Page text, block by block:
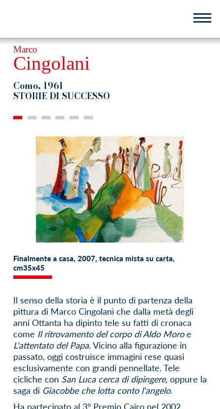
principale
Marco
Cingolani
Como, 1961
STORIE DI SUCCESSO
Il senso della storia è il punto di partenza della
pittura di Marco Cingolani che dalla metà degli
anni Ottanta ha dipinto tele su fatti di cronaca
come Il ritrovamento del corpo di Aldo Moroe
L'attentato del Papa. Vicino alla figurazione in
passato, oggi costruisce immagini rese quasi
esclusivamente con grandi pennellate. Tele
cicliche con San Luca cerca di dipingere, oppure la
saga di Giacobbe che lotta conto l'angelo.
Ha partecipato al 3° Premio Cairo nel 2002.
Finalmente a casa, 2007, tecnica mista su carta,
cm35x45